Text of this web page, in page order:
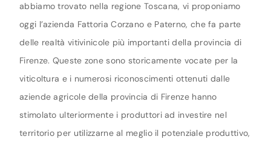
abbiamo trovato nella regione Toscana, vi proponiamo
oggi l’azienda Fattoria Corzano e Paterno, che fa parte
delle realtà vitivinicole più importanti della provincia di
Firenze. Queste zone sono storicamente vocate per la
viticoltura e i numerosi riconoscimenti ottenuti dalle
aziende agricole della provincia di Firenze hanno
stimolato ulteriormente i produttori ad investire nel
territorio per utilizzarne al meglio il potenziale produttivo,